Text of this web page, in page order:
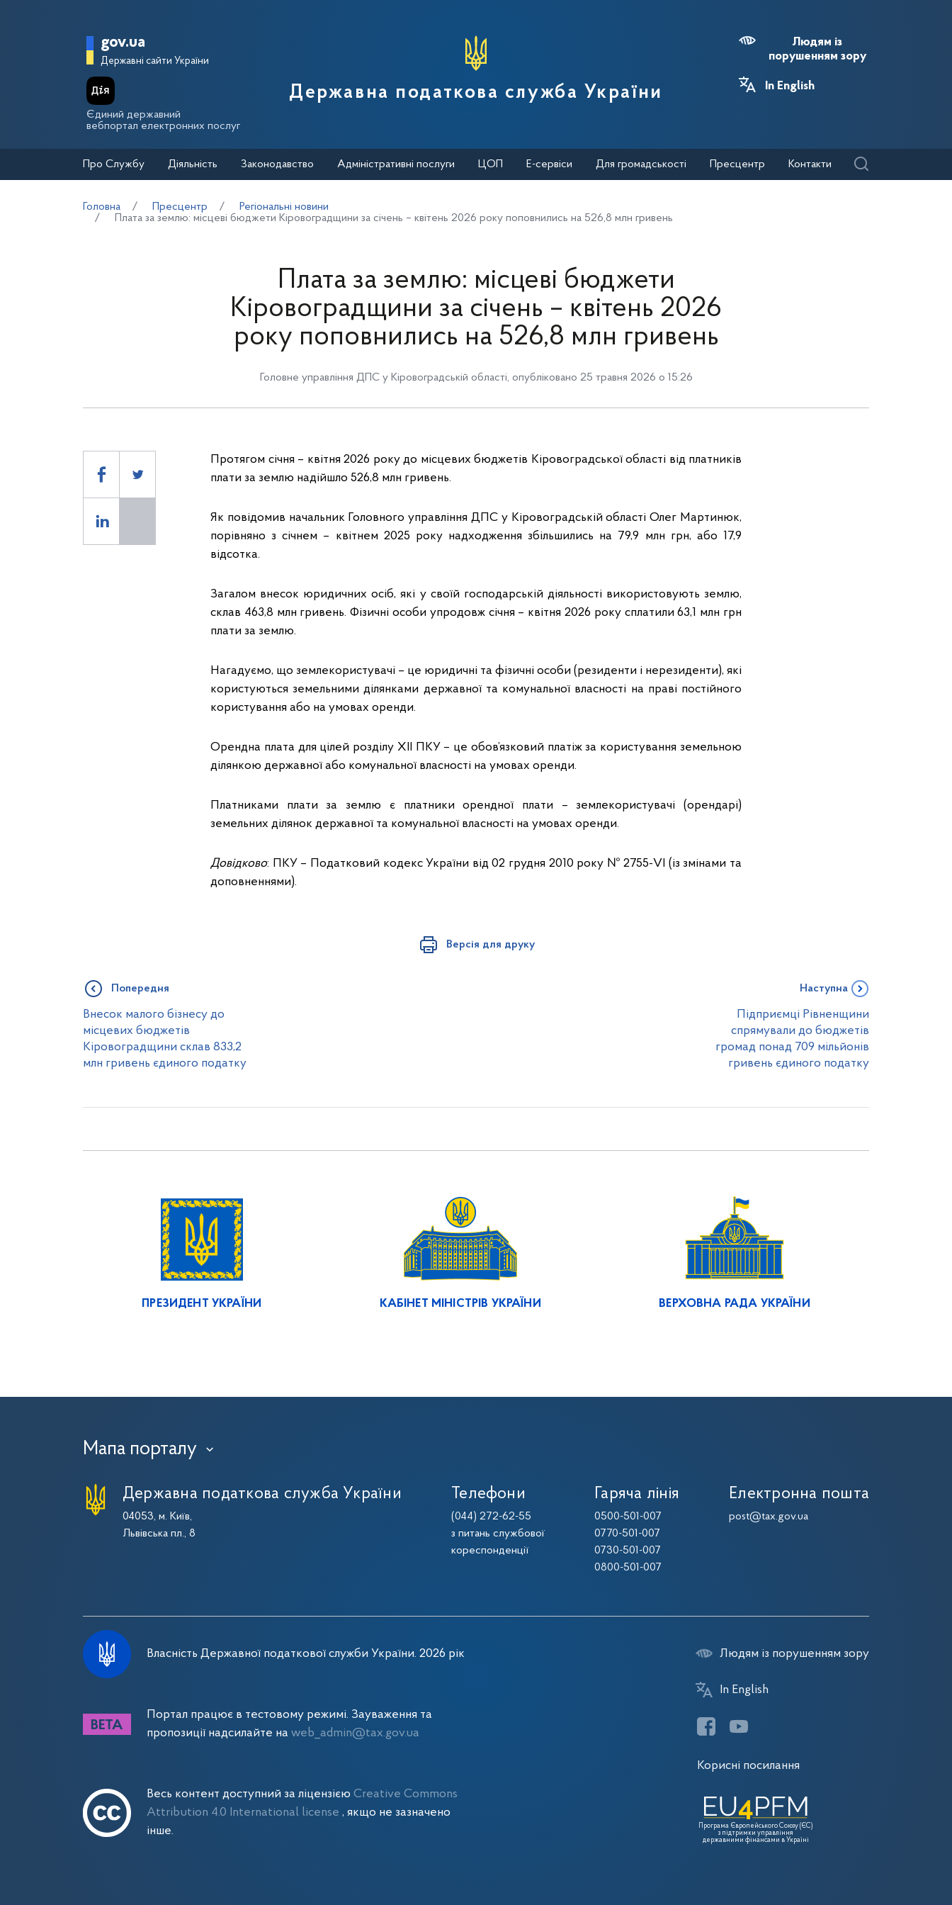
Головна сторінка Державної податкової служби України
gov.ua
Державні сайти України
Єдиний державний
вебпортал електронних послуг
Державна податкова служба України
Людям із
порушенням зору
In English
Про Службу Діяльність Законодавство Адміністративні послуги ЦОП Е-сервіси Для громадськості Пресцентр Контакти
Головна Пресцентр
Регіональні новини
Плата за землю: місцеві бюджети Кіровоградщини за січень – квітень 2026 року поповнились на 526,8 млн гривень
Плата за землю: місцеві бюджети
Кіровоградщини за січень – квітень 2026
року поповнились на 526,8 млн гривень
Головне управління ДПС у Кіровоградській області, опубліковано 25 травня 2026 о 15:26
Протягом січня – квітня 2026 року до місцевих бюджетів Кіровоградської області від платників
плати за землю надійшло 526,8 млн гривень.
Як повідомив начальник Головного управління ДПС у Кіровоградській області Олег Мартинюк,
порівняно з січнем – квітнем 2025 року надходження збільшились на 79,9 млн грн, або 17,9
відсотка.
Загалом внесок юридичних осіб, які у своїй господарській діяльності використовують землю,
склав 463,8 млн гривень. Фізичні особи упродовж січня – квітня 2026 року сплатили 63,1 млн грн
плати за землю.
Нагадуємо, що землекористувачі – це юридичні та фізичні особи (резиденти і нерезиденти), які
користуються земельними ділянками державної та комунальної власності на праві постійного
користування або на умовах оренди.
Орендна плата для цілей розділу XII ПКУ – це обов’язковий платіж за користування земельною
ділянкою державної або комунальної власності на умовах оренди.
Платниками плати за землю є платники орендної плати – землекористувачі (орендарі)
земельних ділянок державної та комунальної власності на умовах оренди.
Довідково: ПКУ – Податковий кодекс України від 02 грудня 2010 року № 2755-VI (із змінами та
доповненнями).
Версія для друку
Попередня
Внесок малого бізнесу до
місцевих бюджетів
Кіровоградщини склав 833,2
млн гривень єдиного податку
Наступна
Підприємці Рівненщини
спрямували до бюджетів
громад понад 709 мільйонів
гривень єдиного податку
ПРЕЗИДЕНТ УКРАЇНИ КАБІНЕТ МІНІСТРІВ УКРАЇНИ ВЕРХОВНА РАДА УКРАЇНИ
Мапа порталу ›
Державна податкова служба України
04053, м. Київ,
Львівська пл., 8
Телефони
(044) 272-62-55
з питань службової
кореспонденції
Гаряча лінія
0500-501-007
0770-501-007
0730-501-007
0800-501-007
Електронна пошта
post@tax.gov.ua
Власність Державної податкової служби України. 2026 рік
Портал працює в тестовому режимі. Зауваження та
пропозиції надсилайте на web_admin@tax.gov.ua
Весь контент доступний за ліцензією Creative Commons
Attribution 4.0 International license , якщо не зазначено
інше.
Людям із порушенням зору
In English
Корисні посилання
Програма Європейського Союзу (ЄС)
з підтримки управління
державними фінансами в Україні